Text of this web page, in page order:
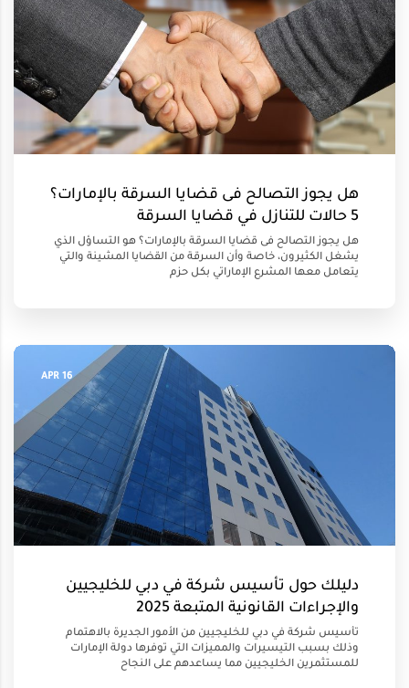
هل يجوز التصالح فى قضايا السرقة بالإمارات؟
5 حالات للتنازل في قضايا السرقة
هل يجوز التصالح فى قضايا السرقة بالإمارات؟ هو التساؤل الذي
يشغل الكثيرون، خاصة وأن السرقة من القضايا المشينة والتي
يتعامل معها المشرع الإماراتي بكل حزم
16 APR
دليلك حول تأسيس شركة في دبي للخليجيين
والإجراءات القانونية المتبعة 2025
تأسيس شركة في دبي للخليجيين من الأمور الجديرة بالاهتمام
وذلك بسبب التيسيرات والمميزات التي توفرها دولة الإمارات
للمستثمرين الخليجيين مما يساعدهم على النجاح